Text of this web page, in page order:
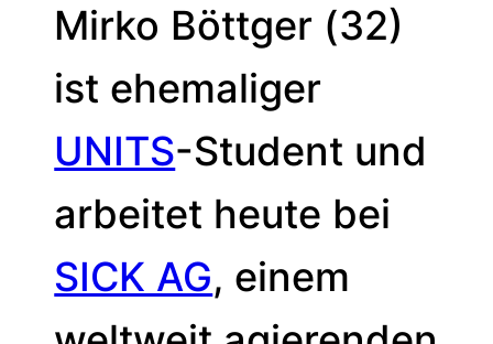
Mirko Böttger (32)
ist ehemaliger
UNITS-Student und
arbeitet heute bei
SICK AG, einem